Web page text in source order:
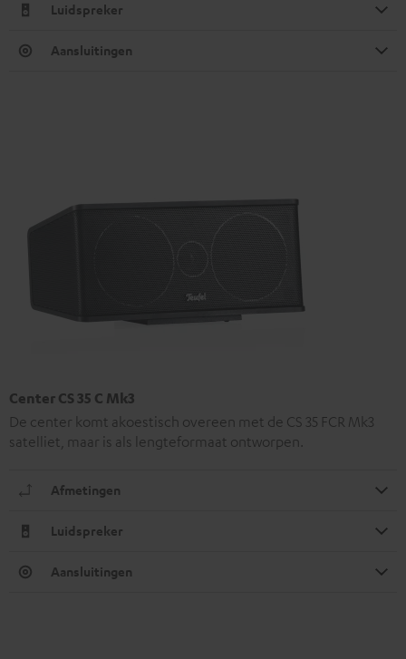
Luidspreker
Aansluitingen
Center CS 35 C Mk3
De center komt akoestisch overeen met de CS 35 FCR Mk3
satelliet, maar is als lengteformaat ontworpen.
Afmetingen
Luidspreker
Aansluitingen